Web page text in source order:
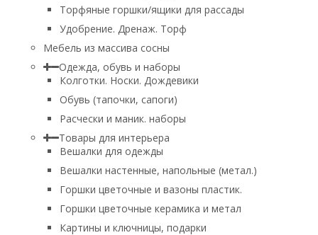
Торфяные горшки/ящики для рассады
Удобрение. Дренаж. Торф
Мебель из массива сосны
Одежда, обувь и наборы
Колготки. Носки. Дождевики
Обувь (тапочки, сапоги)
Расчески и маник. наборы
Товары для интерьера
Вешалки для одежды
Вешалки настенные, напольные (метал.)
Горшки цветочные и вазоны пластик.
Горшки цветочные керамика и метал
Картины и ключницы, подарки